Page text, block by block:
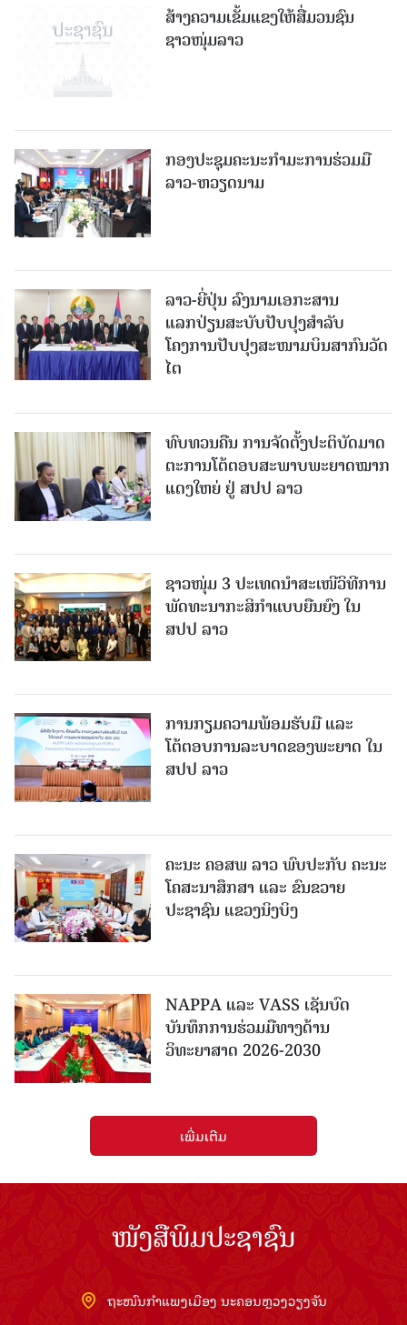
ສ້າງຄວາມເຂັ້ມແຂງໃຫ້ສື່ມວນຊົນ
ຊາວໜຸ່ມລາວ
ກອງປະຊຸມຄະນະກຳມະການຮ່ວມມື
ລາວ-ຫວຽດນາມ
ລາວ-ຍີ່ປຸ່ນ ລົງນາມເອກະສານ
ແລກປ່ຽນສະບັບປັບປຸງສໍາລັບ
ໂຄງການປັບປຸງສະໜາມບິນສາກົນວັດ
ໄຕ
ທົບທວນຄືນ ການຈັດຕັ້ງປະຕິບັດມາດ
ຕະການໂຕ້ຕອບສະພາບພະຍາດໝາກ
ແດງໃຫຍ່ ຢູ່ ສປປ ລາວ
ຊາວໜຸ່ມ 3 ປະເທດນຳສະເໜີວິທີການ
ພັດທະນາກະສິກຳແບບຍືນຍົງ ໃນ
ສປປ ລາວ
ການກຽມຄວາມພ້ອມຮັບມື ແລະ
ໂຕ້ຕອບການລະບາດຂອງພະຍາດ ໃນ
ສປປ ລາວ
ຄະນະ ຄອສພ ລາວ ພົບປະກັບ ຄະນະ
ໂຄສະນາສຶກສາ ແລະ ຂົນຂວາຍ
ປະຊາຊົນ ແຂວງນິງບິງ
NAPPA ແລະ VASS ເຊັນບົດ
ບັນທຶກການຮ່ວມມືທາງດ້ານ
ວິທະຍາສາດ 2026-2030
ເພີ່ມເຕີມ
ໜັງສືພິມປະຊາຊົນ
ຖະໜົນກຳແພງເມືອງ ນະຄອນຫຼວງວຽງຈັນ